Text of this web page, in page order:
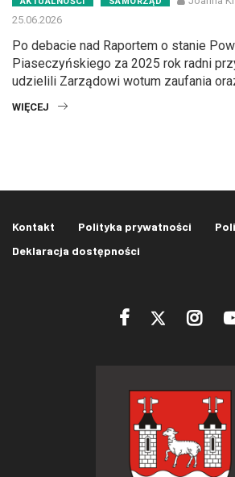
25.06.2026
Po debacie nad Raportem o stanie
Piaseczyńskiego za 2025 rok radni
udzielili Zarządowi wotum zaufania
WIĘCEJ
Kontakt Polityka prywatności
Deklaracja dostępności